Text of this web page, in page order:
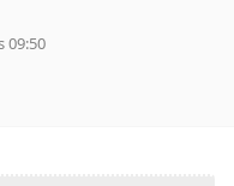
09:50